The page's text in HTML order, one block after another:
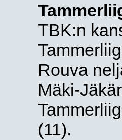
TBK:n
Rouva
Mäki-
(11).